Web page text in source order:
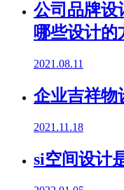
公司品牌设
哪些设计的
2021.08.11
企业吉祥物
2021.11.18
si空间设计